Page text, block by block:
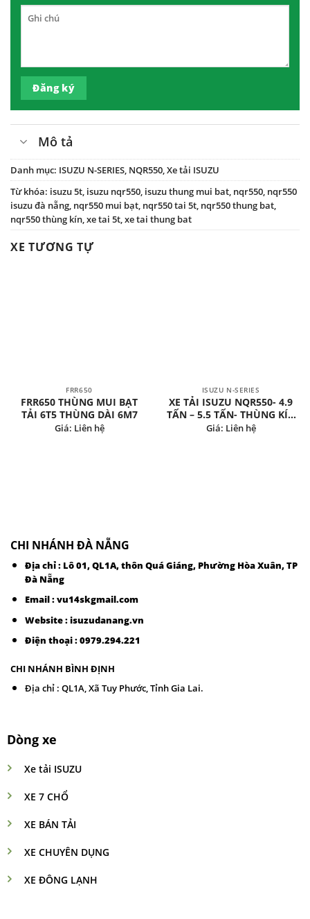
Đăng ký
Mô tả
Danh mục: ISUZU N-SERIES, NQR550,Xe tải ISUZU
Từ khóa: isuzu 5t, isuzu nqr550, isuzu thung mui bat, nqr550, nqr550
isuzu đà nẵng, nqr550 mui bạt, nqr550 tai 5t, nqr550 thung bat,
nqr550 thùng kín,xe tai 5t,xe tai thung bat
XE TƯƠNG TỰ
FRR650
FRR650 THÙNG MUI BẠT
TẢI 6T5 THÙNG DÀI 6M7
Giá: Liên hệ
ISUZU N-SERIES
XE TẢI ISUZU NQR550- 4.9
TẤN – 5.5 TẤN- THÙNG KÍN
INOX
Giá: Liên hệ
CHI NHÁNH ĐÀ NẴNG
Địa chỉ : Lô 01, QL1A, thôn Quá Giáng, Phường Hòa Xuân, TP
Đà Nẵng
Email :vu14skgmail.com
Website : isuzudanang.vn
Điện thoại :0979.294.221
CHI NHÁNH BÌNH ĐỊNH
Địa chỉ : QL1A, Xã Tuy Phước, Tỉnh Gia Lai.
Dòng xe
Xe tải ISUZU
XE 7 CHỔ
XE BÁN TẢI
XE CHUYÊN DỤNG
XE ĐÔNG LẠNH